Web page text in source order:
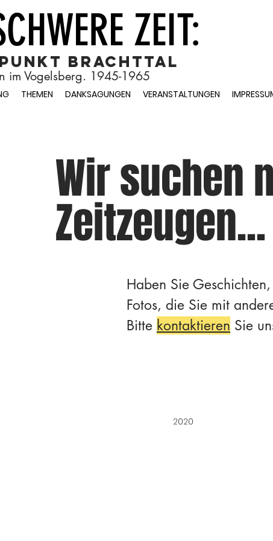
ZEIT:
im Vogelsberg. 1945-1965
Brachttal
THEMEN DANKSAGUNGEN VERANSTALTUNGEN
Wir suchen
Zeitzeugen...
Haben Sie
Fotos, die Sie mit
Bitte kontaktieren Sie
2020